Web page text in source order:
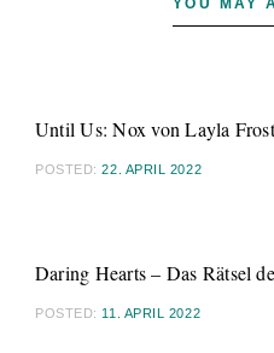
YOU MAY
Until Us: Nox von Layla
POSTED:22. APRIL 2022
Daring Hearts – Das Rätsel
POSTED: 11. APRIL 2022